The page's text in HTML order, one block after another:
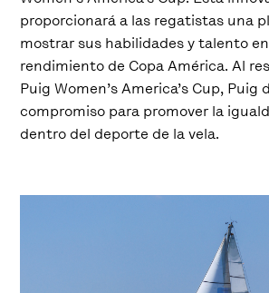
proporcionará a las regatistas una
mostrar sus habilidades y talento
rendimiento de Copa América. Al
Puig Women’s America’s Cup, Puig
compromiso para promover la
dentro del deporte de la vela.